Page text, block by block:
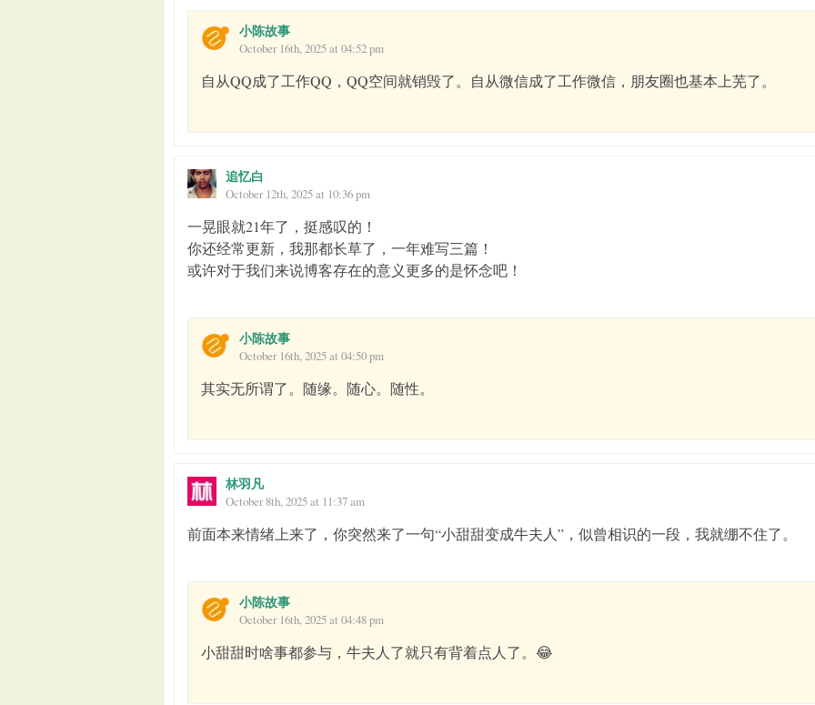
小陈故事
October 16th, 2025 at 04:52 pm
自从QQ成了工作QQ，QQ空间就销毁了。自从微信成了工作微信，朋友圈也基本上芜了。
追忆白
October 12th, 2025 at 10:36 pm
一晃眼就21年了，挺感叹的！
你还经常更新，我那都长草了，一年难写三篇！
或许对于我们来说博客存在的意义更多的是怀念吧！
小陈故事
October 16th, 2025 at 04:50 pm
其实无所谓了。随缘。随心。随性。
林羽凡
October 8th, 2025 at 11:37 am
前面本来情绪上来了，你突然来了一句“小甜甜变成牛夫人”，似曾相识的一段，我就绷不住了。
小陈故事
October 16th, 2025 at 04:48 pm
小甜甜时啥事都参与，牛夫人了就只有背着点人了。😂